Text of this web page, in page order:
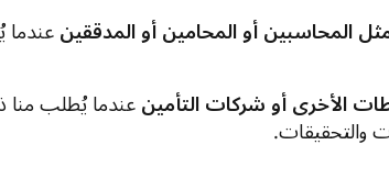
المحاسبين أو المحامين أو المدققينعندما
الأخرى أو شركات التأمينعندما يُطلب منا
والتحقيقات.